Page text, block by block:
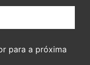
para a próxima